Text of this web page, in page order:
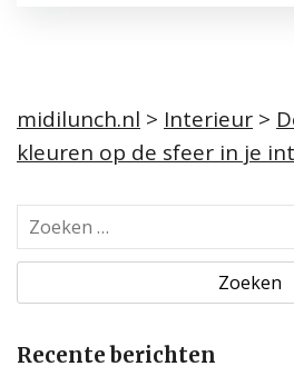
midilunch.nl > Interieur >
kleuren op de sfeer in je
o
k
n
Recente berichten